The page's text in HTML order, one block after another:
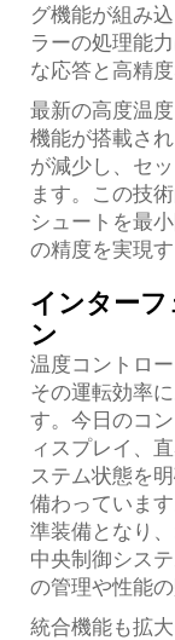
グ機能が組み
ラーの処理能
な応答と高精
最新の高度温
機能が搭載さ
が減少し、セ
ます。この技
シュートを最
の精度を実現
インター
ン
温度コントロ
その運転効率
す。今日のコ
ィスプレイ、
ステム状態を
備わっていま
準装備となり
中央制御シス
の管理や性能
統合機能も拡